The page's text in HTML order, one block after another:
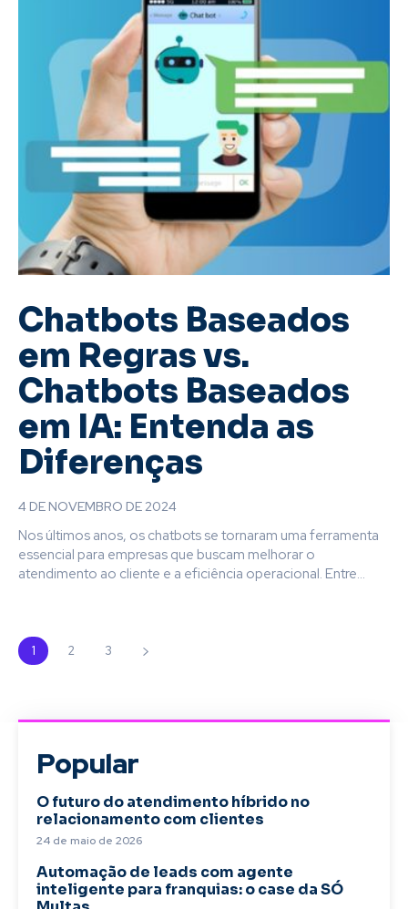
Chatbots Baseados
em Regras vs.
Chatbots Baseados
em IA: Entenda as
Diferenças
4 DE NOVEMBRO DE 2024
Nos últimos anos, os chatbots se tornaram uma ferramenta
essencial para empresas que buscam melhorar o
atendimento ao cliente e a eficiência operacional. Entre...
1 2 3
Popular
O futuro do atendimento híbrido no
relacionamento com clientes
24 de maio de 2026
Automação de leads com agente
inteligente para franquias: o case da SÓ